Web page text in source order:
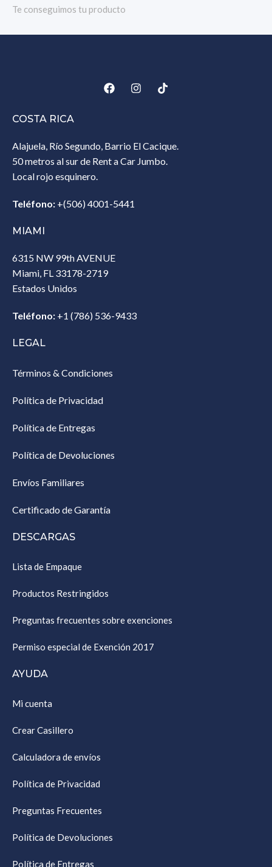
Te conseguimos tu producto
COSTA RICA
Alajuela, Río Segundo, Barrio El Cacique.
50 metros al sur de Rent a Car Jumbo.
Local rojo esquinero.
Teléfono: +(506) 4001-5441
MIAMI
6315 NW 99th AVENUE
Miami, FL 33178-2719
Estados Unidos‎
Teléfono: +1 (786) 536-9433‎
LEGAL
Términos & Condiciones
Política de Privacidad
Política de Entregas
Política de Devoluciones
Envíos Familiares
Certificado de Garantía
DESCARGAS
Lista de Empaque
Productos Restringidos
Preguntas frecuentes sobre exenciones
Permiso especial de Exención 2017
AYUDA
Mi cuenta
Crear Casillero
Calculadora de envíos
Política de Privacidad
Preguntas Frecuentes
Política de Devoluciones
Política de Entregas